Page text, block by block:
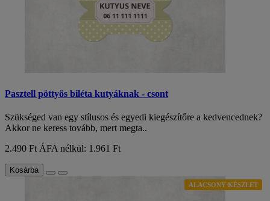
Pasztell pöttyös biléta kutyáknak - csont
Szükséged van egy stílusos és egyedi kiegészítőre a kedvencednek?
Akkor ne keress tovább, mert megta..
2.490 Ft ÁFA nélkül: 1.961 Ft
Kosárba
ALACSONY KÉSZLET